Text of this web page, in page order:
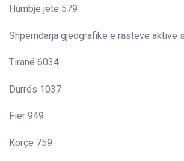
Humbje jete 579
Shpërndarja gjeografike e rasteve aktive
Tiranë 6034
Durrës 1037
Fier 949
Korçë 759